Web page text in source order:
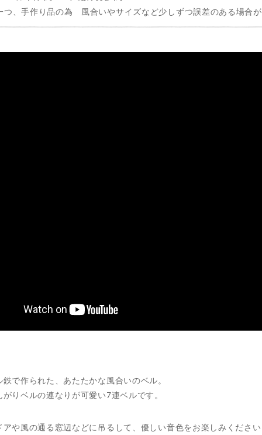
つ、手作り品の為 風合いやサイズなど少しずつ誤差のある場合
で作られた、あたたかな風合いのベル。
りベルの連なりが可愛い7連ベルです。
アや風の通る窓辺などに吊るして、優しい音色をお楽しみくださ